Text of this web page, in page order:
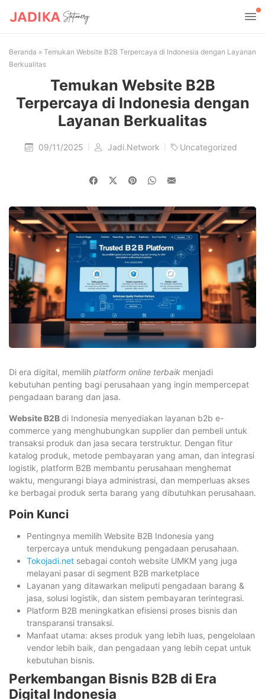
Beranda » Temukan Website B2B Terpercaya di Indonesia dengan Layanan
Berkualitas
Temukan Website B2B
Terpercaya di Indonesia dengan
Layanan Berkualitas
09/11/2025 Jadi.Network Uncategorized
Di era digital, memilih platform online terbaik menjadi
kebutuhan penting bagi perusahaan yang ingin mempercepat
pengadaan barang dan jasa.
Website B2Bdi Indonesia menyediakan layanan b2b e-
commerce yang menghubungkan supplier dan pembeli untuk
transaksi produk dan jasa secara terstruktur. Dengan fitur
katalog produk, metode pembayaran yang aman, dan integrasi
logistik, platform B2B membantu perusahaan menghemat
waktu, mengurangi biaya administrasi, dan memperluas akses
ke berbagai produk serta barang yang dibutuhkan perusahaan.
Poin Kunci
Pentingnya memilih Website B2B Indonesia yang
terpercaya untuk mendukung pengadaan perusahaan.
Tokojadi.net sebagai contoh website UMKM yang juga
melayani pasar di segment B2B marketplace
Layanan yang ditawarkan meliputi pengadaan barang &
jasa, solusi logistik, dan sistem pembayaran terintegrasi.
Platform B2B meningkatkan efisiensi proses bisnis dan
transparansi transaksi.
Manfaat utama: akses produk yang lebih luas, pengelolaan
vendor lebih baik, dan pengadaan yang lebih cepat untuk
kebutuhan bisnis.
Perkembangan Bisnis B2B di Era
Digital Indonesia